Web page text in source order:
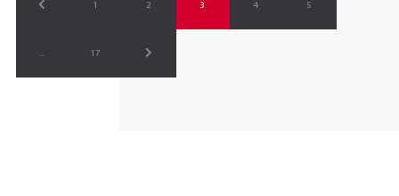
1 2 3 4 5
… 17